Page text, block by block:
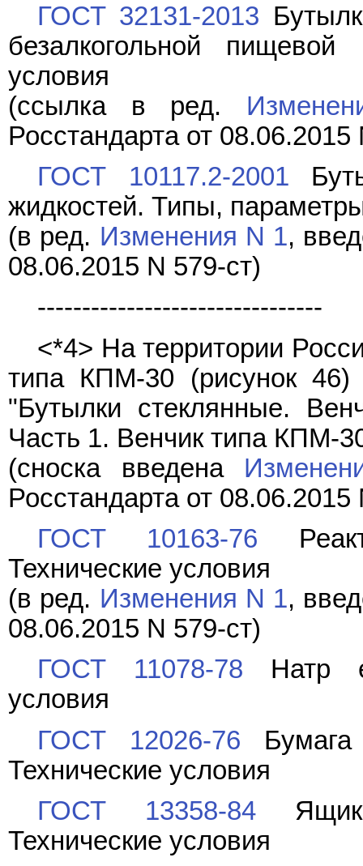
ГОСТ 32131-2013
безалкогольной
условия
(ссылка в ред.
Росстандарта от 08.06.2015
ГОСТ 10117.2-2001
жидкостей. Типы,
(в ред. Изменения N 1,
08.06.2015 N 579-ст)
--------------------------------
<*4> На территории
типа КПМ-30 (рисунок 46)
"Бутылки стеклянные.
Часть 1. Венчик типа КПМ-
(сноска введена
Росстандарта от 08.06.2015
ГОСТ 10163-76
Технические условия
(в ред. Изменения N 1,
08.06.2015 N 579-ст)
ГОСТ 11078-78 Натр
условия
ГОСТ 12026-76 Бумага
Технические условия
ГОСТ 13358-84
Технические условия